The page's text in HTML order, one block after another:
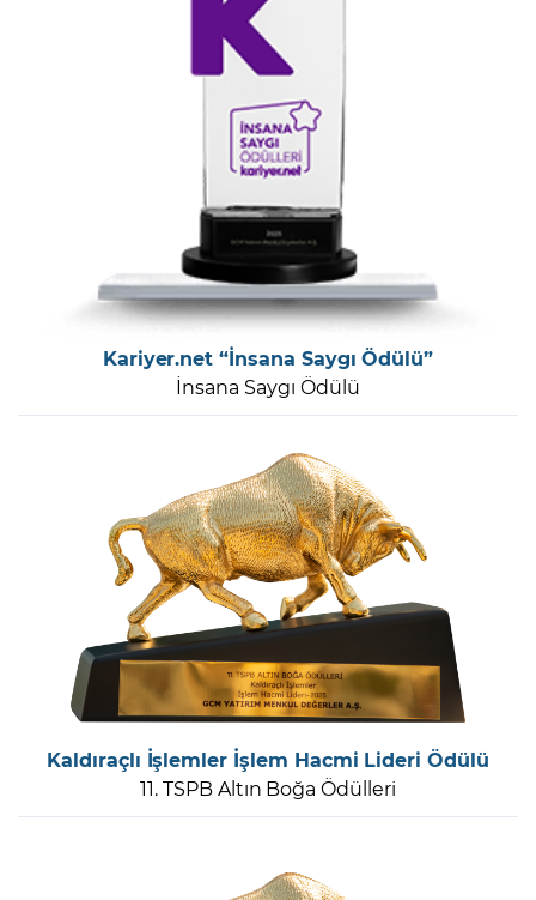
Kariyer.net “İnsana Saygı Ödülü”
İnsana Saygı Ödülü
Kaldıraçlı İşlemler İşlem Hacmi Lideri Ödülü
11. TSPB Altın Boğa Ödülleri